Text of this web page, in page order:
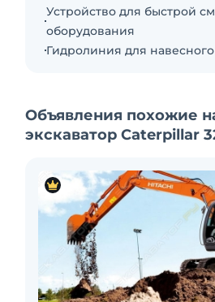
Устройство для быстрой
оборудования
Гидролиния для
Объявления похожие
экскаватор Caterpillar